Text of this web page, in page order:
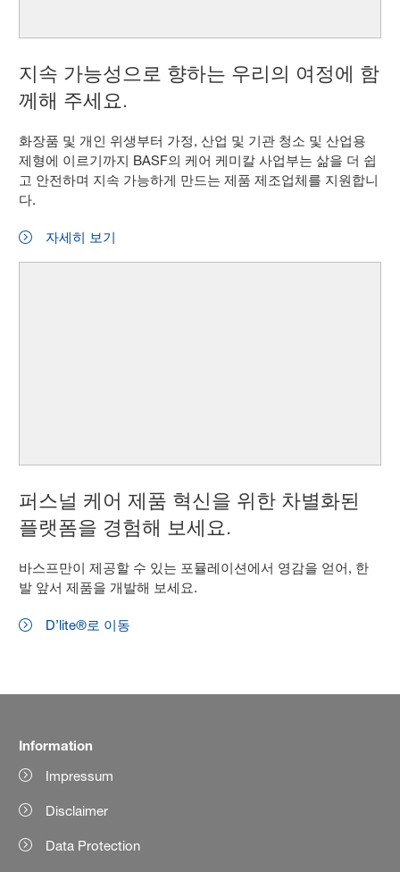
지속 가능성으로 향하는 우리의 여정에 함
께해 주세요.
화장품 및 개인 위생부터 가정, 산업 및 기관 청소 및 산업용
제형에 이르기까지 BASF의 케어 케미칼 사업부는 삶을 더 쉽
고 안전하며 지속 가능하게 만드는 제품 제조업체를 지원합니
다.
자세히 보기
퍼스널 케어 제품 혁신을 위한 차별화된
플랫폼을 경험해 보세요.
바스프만이 제공할 수 있는 포뮬레이션에서 영감을 얻어, 한
발 앞서 제품을 개발해 보세요.
D’lite®로 이동
Information
Impressum
Disclaimer
Data Protection